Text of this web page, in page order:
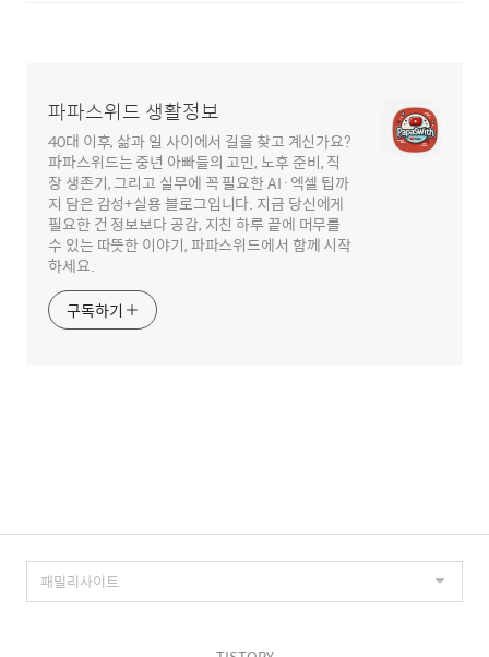
파파스위드 생활정보
40대 이후, 삶과 일 사이에서 길을 찾고 계신가요?
파파스위드는 중년 아빠들의 고민, 노후 준비, 직
장 생존기, 그리고 실무에 꼭 필요한 AI·엑셀 팁까
지 담은 감성+실용 블로그입니다. 지금 당신에게
필요한 건 정보보다 공감, 지친 하루 끝에 머무를
수 있는 따뜻한 이야기, 파파스위드에서 함께 시작
하세요.
구독하기